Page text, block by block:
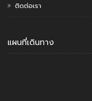
ติดต่อเรา
แผนที่เดินทาง